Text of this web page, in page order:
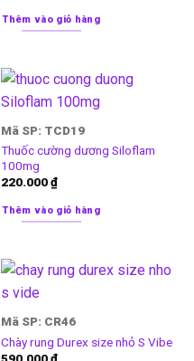
Thêm vào giỏ hàng
Mã SP: TCD19
Thuốc cường dương Siloflam
100mg
220.000₫
Thêm vào giỏ hàng
Mã SP: CR46
Chày rung Durex size nhỏ S Vibe